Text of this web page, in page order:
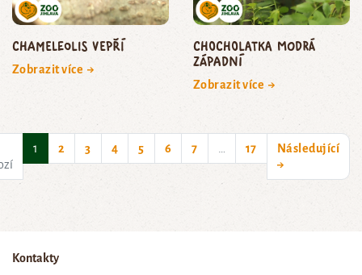
chameleolis vepří
Zobrazit více →
Chocholatka modrá
západní
Zobrazit více →
1 (current)
2 3 4 5 6 7 17
Následující
→
Kontakty